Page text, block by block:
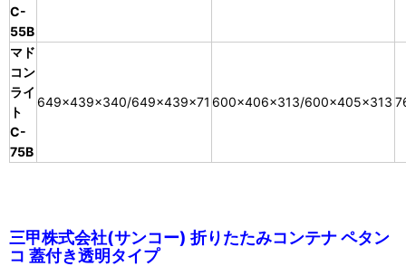
C-
55B
マド
コン
ライ
ト
C-
75B
649×439×340/649×439×71 600×406×313/600×405×313
三甲株式会社(サンコー) 折りたたみコンテナ ペタン
コ 蓋付き透明タイプ